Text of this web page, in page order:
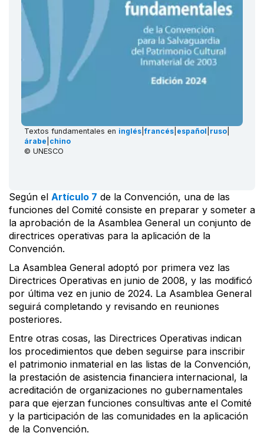
Textos fundamentales en inglés |francés español ruso
árabe chino
© UNESCO
Según el Artículo 7 de la Convención, una de las
funciones del Comité consiste en preparar y someter a
la aprobación de la Asamblea General un conjunto de
directrices operativas para la aplicación de la
Convención.
La Asamblea General adoptó por primera vez las
Directrices Operativas en junio de 2008, y las modificó
por última vez en junio de 2024. La Asamblea General
seguirá completando y revisando en reuniones
posteriores.
Entre otras cosas, las Directrices Operativas indican
los procedimientos que deben seguirse para inscribir
el patrimonio inmaterial en las listas de la Convención,
la prestación de asistencia financiera internacional, la
acreditación de organizaciones no gubernamentales
para que ejerzan funciones consultivas ante el Comité
y la participación de las comunidades en la aplicación
de la Convención.